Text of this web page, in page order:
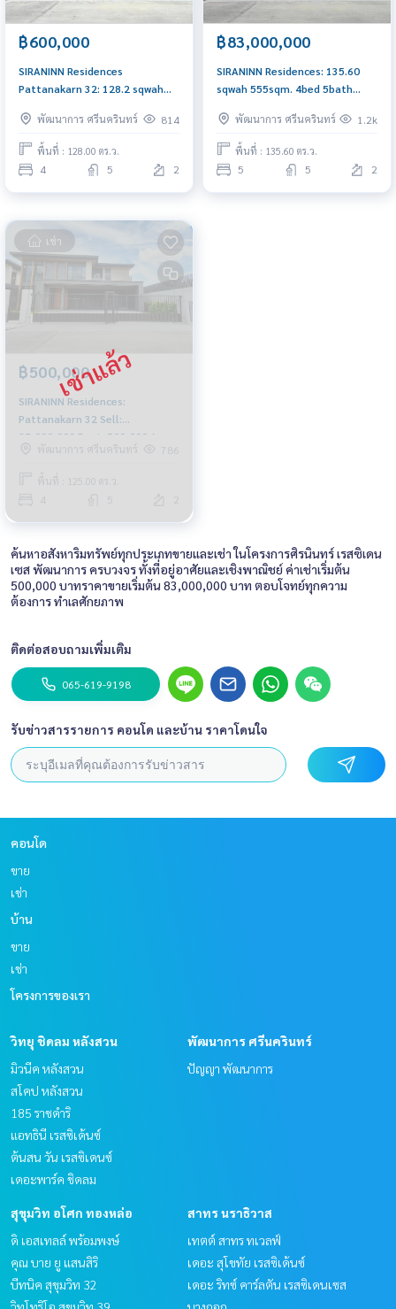
฿600,000
SIRANINN Residences
Pattanakarn 32: 128.2 sqwah
0656199198
พัฒนาการ ศรีนครินทร์ 814
พื้นที่ : 128.00 ตร.ว.
4 5 2
฿83,000,000
SIRANINN Residences: 135.60
sqwah 555sqm. 4bed 5bath
พัฒนาการ ศรีนครินทร์
1.2k
พื้นที่ : 135.60 ตร.ว.
5 5 2
เช่า
฿500,000
SIRANINN Residences:
Pattanakarn 32 Sell:
85,000,000 Rent: 500,000 Am:
0656199198
พัฒนาการ ศรีนครินทร์ 786
พื้นที่ : 125.00 ตร.ว.
4 5
ค้นหาอสังหาริมทรัพย์ทุกประเภทขายและเช่า ในโครงการศิรนินทร์ เรสซิเดน
เซส พัฒนาการ ครบวงจร ทั้งที่อยู่อาศัยและเชิงพาณิชย์ ค่าเช่าเริ่มต้น
500,000 บาทราคาขายเริ่มต้น 83,000,000 บาท ตอบโจทย์ทุกความ
ต้องการ ทำเลศักยภาพ
ติดต่อสอบถามเพิ่มเติม
065-619-9198
รับข่าวสารรายการ คอนโด และบ้าน ราคาโดนใจ
คอนโด
ขาย
เช่า
บ้าน
ขาย
เช่า
โครงการของเรา
วิทยุ ชิดลม หลังสวน
มิวนีค หลังสวน
สโคป หลังสวน
185 ราชดำริ
แอทธินี เรสซิเด้นซ์
ต้นสน วัน เรสซิเดนซ์
เดอะพาร์ค ชิดลม
พัฒนาการ ศรีนครินทร์
ปัญญา พัฒนาการ
สุขุมวิท อโศก ทองหล่อ
ดิ เอสเทลล์ พร้อมพงษ์
คุณ บาย ยู แสนสิริ
บีทนิค สุขุมวิท 32
สาทร นราธิวาส
เทตต์ สาทร ทเวลฟ์
เดอะ สุโขทัย เรสซิเด้นซ์
เดอะ ริทซ์ คาร์ลตัน เรสซิเดนเซส